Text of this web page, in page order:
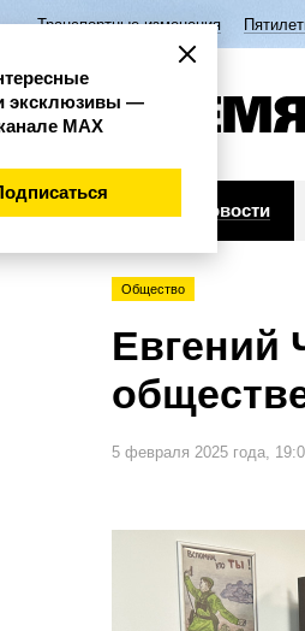
Транспортные изменения
Новости
Общество
Евгений
5 февраля 2025 года,
эксклюзивы —
МАХ